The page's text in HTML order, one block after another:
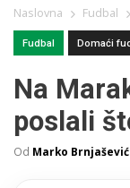
Naslovna Fudbal
Fudbal Domaći
Na
poslali
Od Marko Brnjašević